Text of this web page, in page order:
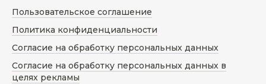
Пользовательское соглашение
Политика конфиденциальности
Согласие на обработку персональных данных
Согласие на обработку персональных данных в
целях рекламы